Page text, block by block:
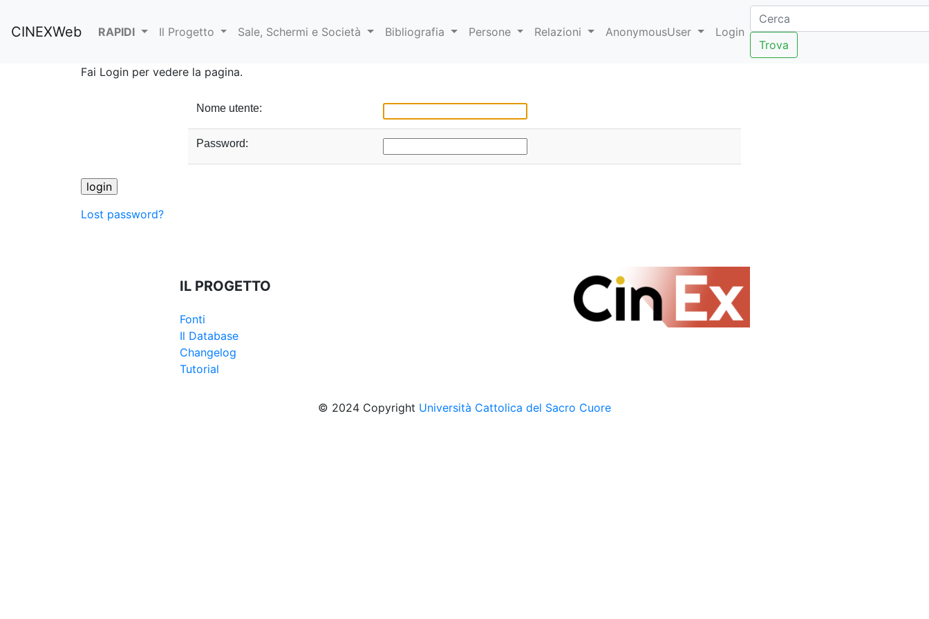
CINEXWeb RAPIDI Il Progetto Sale, Schermi e Società Bibliografia Persone Relazioni AnonymousUser
Login
Trova
Fai Login per vedere la pagina.
Nome utente:
Password:
Lost password?
IL PROGETTO
Fonti
Il Database
Changelog
Tutorial
© 2024 Copyright Università Cattolica del Sacro Cuore